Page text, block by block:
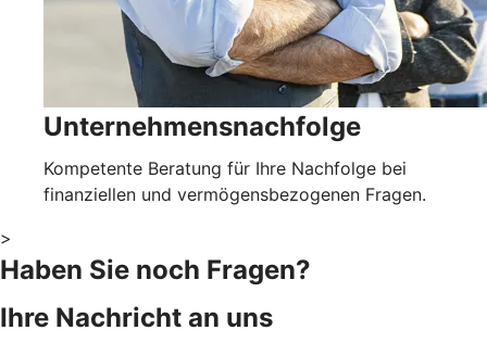
Unternehmensnachfolge
Kompetente Beratung für Ihre Nachfolge bei
finanziellen und vermögensbezogenen Fragen.
>
Haben Sie noch Fragen?
Ihre Nachricht an uns